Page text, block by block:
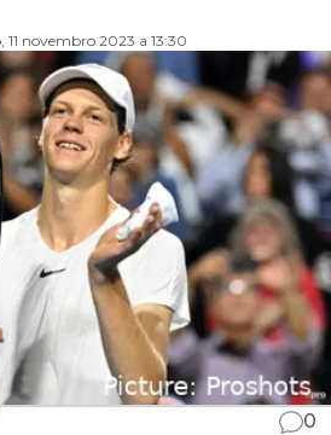
11 novembro 2023 a 13:30
0